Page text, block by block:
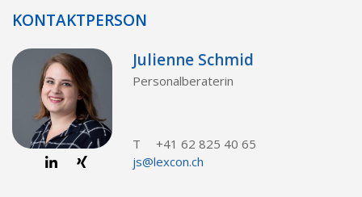
KONTAKTPERSON
Julienne Schmid
Personalberaterin
T
+41 62 825 40 65
js@lexcon.ch